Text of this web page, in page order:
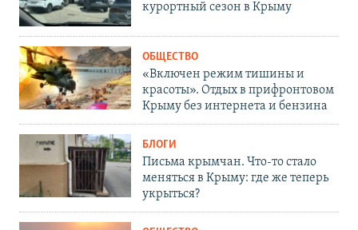
курортный сезон в Крыму
ОБЩЕСТВО
«Включен режим тишины и
красоты». Отдых в прифронтовом
Крыму без интернета и бензина
БЛОГИ
Письма крымчан. Что-то стало
меняться в Крыму: где же теперь
укрыться?